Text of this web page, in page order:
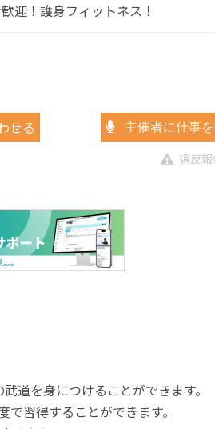
迎！護身フィットネス！
せる 主催者に仕事
違反
道を身につけることができます。
習得することができます。